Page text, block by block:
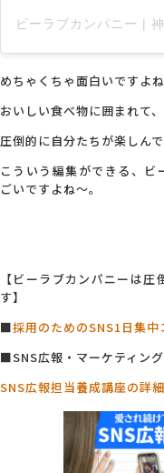
めちゃくちゃ面白いですよね
おいしい食べ物に囲まれて
圧倒的に自分たちが楽しん
こういう編集ができる、ビ
ごいですよね～。
【ビーラブカンパニーは
す】
■採用のためのSNS1日集中
■SNS広報・マーケティン
SNS広報担当養成講座の詳